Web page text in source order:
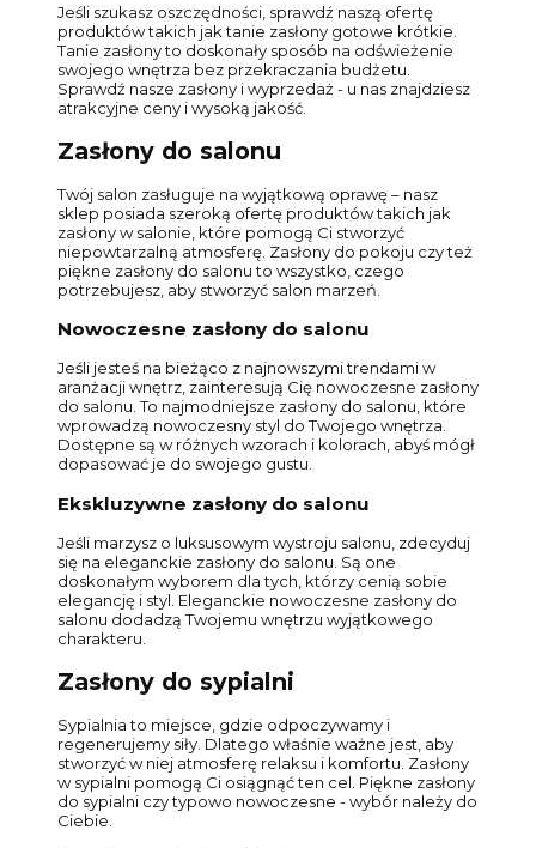
Jeśli szukasz oszczędności, sprawdź naszą ofertę
produktów takich jak tanie zasłony gotowe krótkie.
Tanie zasłony to doskonały sposób na odświeżenie
swojego wnętrza bez przekraczania budżetu.
Sprawdź nasze zasłony i wyprzedaż - u nas znajdziesz
atrakcyjne ceny i wysoką jakość.
Zasłony do salonu
Twój salon zasługuje na wyjątkową oprawę – nasz
sklep posiada szeroką ofertę produktów takich jak
zasłony w salonie, które pomogą Ci stworzyć
niepowtarzalną atmosferę. Zasłony do pokoju czy też
piękne zasłony do salonu to wszystko, czego
potrzebujesz, aby stworzyć salon marzeń.
Nowoczesne zasłony do salonu
Jeśli jesteś na bieżąco z najnowszymi trendami w
aranżacji wnętrz, zainteresują Cię nowoczesne zasłony
do salonu. To najmodniejsze zasłony do salonu, które
wprowadzą nowoczesny styl do Twojego wnętrza.
Dostępne są w różnych wzorach i kolorach, abyś mógł
dopasować je do swojego gustu.
Ekskluzywne zasłony do salonu
Jeśli marzysz o luksusowym wystroju salonu, zdecyduj
się na eleganckie zasłony do salonu. Są one
doskonałym wyborem dla tych, którzy cenią sobie
elegancję i styl. Eleganckie nowoczesne zasłony do
salonu dodadzą Twojemu wnętrzu wyjątkowego
charakteru.
Zasłony do sypialni
Sypialnia to miejsce, gdzie odpoczywamy i
regenerujemy siły. Dlatego właśnie ważne jest, aby
stworzyć w niej atmosferę relaksu i komfortu. Zasłony
w sypialni pomogą Ci osiągnąć ten cel. Piękne zasłony
do sypialni czy typowo nowoczesne - wybór należy do
Ciebie.